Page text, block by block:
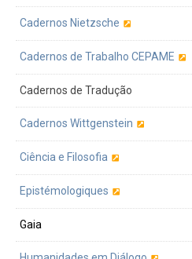
Cadernos Nietzsche
Cadernos de Trabalho CEPAME
Cadernos de Tradução
Cadernos Wittgenstein
Ciência e Filosofia
Epistémologiques
Gaia